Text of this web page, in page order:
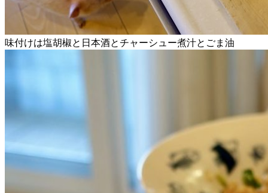
味付けは塩胡椒と日本酒とチャーシュー煮汁とごま油